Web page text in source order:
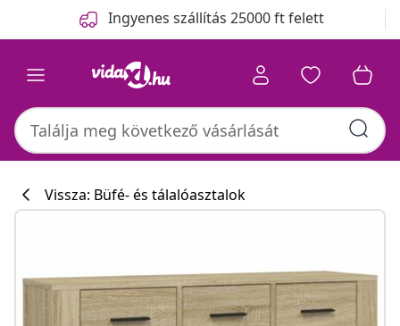
Ingyenes szállítás 25000 ft felett
Vissza: Büfé- és tálalóasztalok